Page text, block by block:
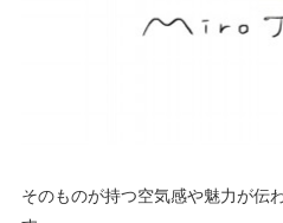
そのものが持つ空気感や魅力が伝